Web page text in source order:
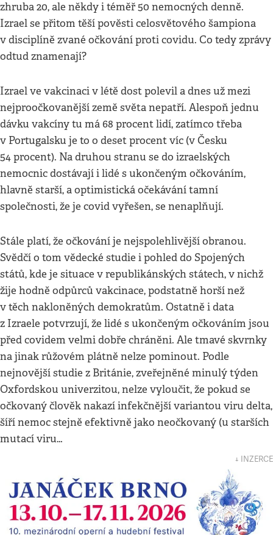
zhruba 20, ale někdy i téměř 50 nemocných denně.
Izrael se přitom těší pověsti celosvětového šampiona
v disciplíně zvané očkování proti covidu. Co tedy zprávy
odtud znamenají?
Izrael ve vakcinaci v létě dost polevil a dnes už mezi
nejproočkovanější země světa nepatří. Alespoň jednu
dávku vakcíny tu má 68 procent lidí, zatímco třeba
v Portugalsku je to o deset procent víc (v Česku
54 procent). Na druhou stranu se do izraelských
nemocnic dostávají i lidé s ukončeným očkováním,
hlavně starší, a optimistická očekávání tamní
společnosti, že je covid vyřešen, se nenaplňují.
Stále platí, že očkování je nejspolehlivější obranou.
Svědčí o tom vědecké studie i pohled do Spojených
států, kde je situace v republikánských státech, v nichž
žije hodně odpůrců vakcinace, podstatně horší než
v těch nakloněných demokratům. Ostatně i data
z Izraele potvrzují, že lidé s ukončeným očkováním jsou
před covidem velmi dobře chráněni. Ale tmavé skvrnky
na jinak růžovém plátně nelze pominout. Podle
nejnovější studie z Británie, zveřejněné minulý týden
Oxfordskou univerzitou, nelze vyloučit, že pokud se
očkovaný člověk nakazí infekčnější variantou viru delta,
šíří nemoc stejně efektivně jako neočkovaný (u starších
mutací viru…
↓ INZERCE